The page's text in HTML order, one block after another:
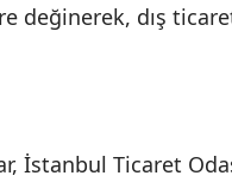
değinerek, dış
İstanbul Ticaret